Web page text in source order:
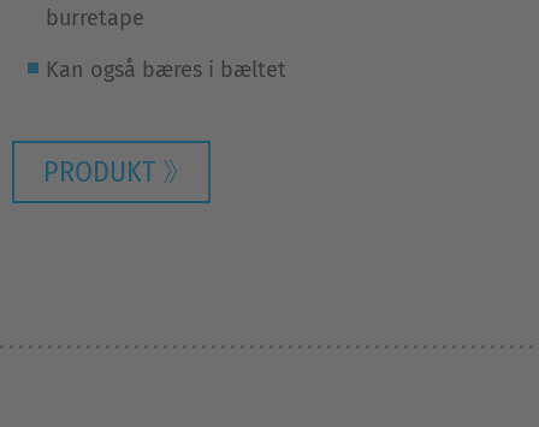
burretape
Kan også bæres i bæltet
PRODUKT